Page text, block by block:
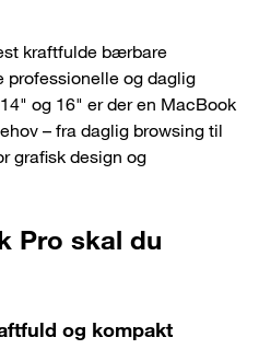
kraftfulde bærbare
professionelle og daglig
og 16" er der en MacBook
– fra daglig browsing til
grafisk design og
Pro skal du
og kompakt